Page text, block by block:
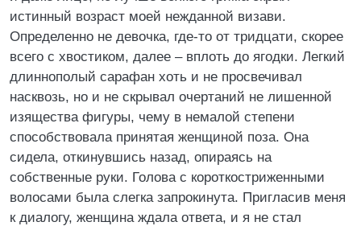
истинный возраст моей нежданной визави.
Определенно не девочка, где-то от тридцати, скорее
всего с хвостиком, далее – вплоть до ягодки. Легкий
длиннополый сарафан хоть и не просвечивал
насквозь, но и не скрывал очертаний не лишенной
изящества фигуры, чему в немалой степени
способствовала принятая женщиной поза. Она
сидела, откинувшись назад, опираясь на
собственные руки. Голова с короткостриженными
волосами была слегка запрокинута. Пригласив меня
к диалогу, женщина ждала ответа, и я не стал